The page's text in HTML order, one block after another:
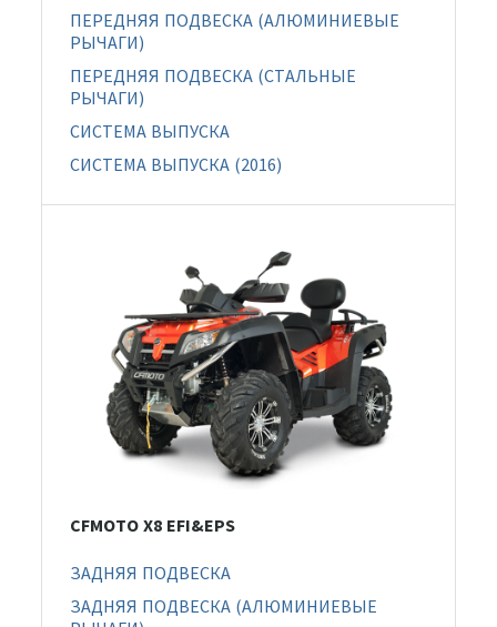
ПЕРЕДНЯЯ ПОДВЕСКА (АЛЮМИНИЕВЫЕ
РЫЧАГИ)
ПЕРЕДНЯЯ ПОДВЕСКА (СТАЛЬНЫЕ
РЫЧАГИ)
СИСТЕМА ВЫПУСКА
СИСТЕМА ВЫПУСКА (2016)
CFMOTO X8 EFI&EPS
ЗАДНЯЯ ПОДВЕСКА
ЗАДНЯЯ ПОДВЕСКА (АЛЮМИНИЕВЫЕ